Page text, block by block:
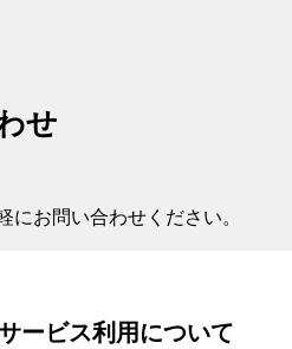
せ
お問い合わせください。
ービス利用について